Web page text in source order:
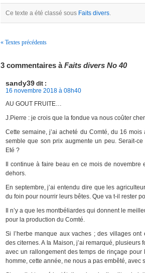
Ce texte a été classé sous Faits divers.
« Textes précédents
3 commentaires àFaits divers No 40
sandy39 dit :
16 novembre 2018 à 08h40
AU GOUT FRUITE…
J.Pierre : je crois que la fondue va nous coûter
Cette semaine, j’ai acheté du Comté, du 16
semble que son prix augmente un peu. Serait-
Eté ?
Il continue à faire beau en ce mois de novembre
dehors.
En septembre, j’ai entendu dire que les
du foin pour nourrir leurs bêtes. Que va t-il rester
Il n’y a que les montbéliardes qui donnent le
pour la production du Comté.
Si l’herbe manque aux vaches ; des villages
des citernes. A la Maison, j’ai remarqué, plusieurs
avec un rallongement des temps de rinçage
homme, cette année, ne nous a pas embêté,